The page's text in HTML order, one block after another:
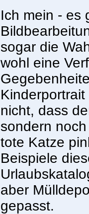
Ich mein - es
sogar die
wohl eine
nicht, dass
sondern
tote Katze
Beispiele
aber
gepasst.